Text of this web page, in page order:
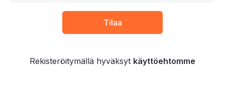
Rekisteröitymällä hyväksyt käyttöehtomme